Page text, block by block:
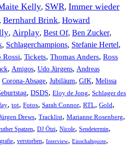
Kelly, SWR, Immer wieder
, Bernhard Brink, Howard
, Airplay, Best Of, Ben Zucker,
, Schlagerchampions, Stefanie Hertel,
Rossi, Tickets, Thomas Anders, Ross
, Amigos, Udo Jürgens, Andreas
Corona-Absage, Jubiläum, GfK, Melissa
, DSDS, Eloy de Jong, Schlager des
, tot, Fotos, Sarah Connor, RTL, Gold,
Drews, Tracklist, Marianne Rosenberg,
Spatzen, DJ Ötzi, Nicole, Sendetermin,
, verstorben, Interview, Einschaltquote,